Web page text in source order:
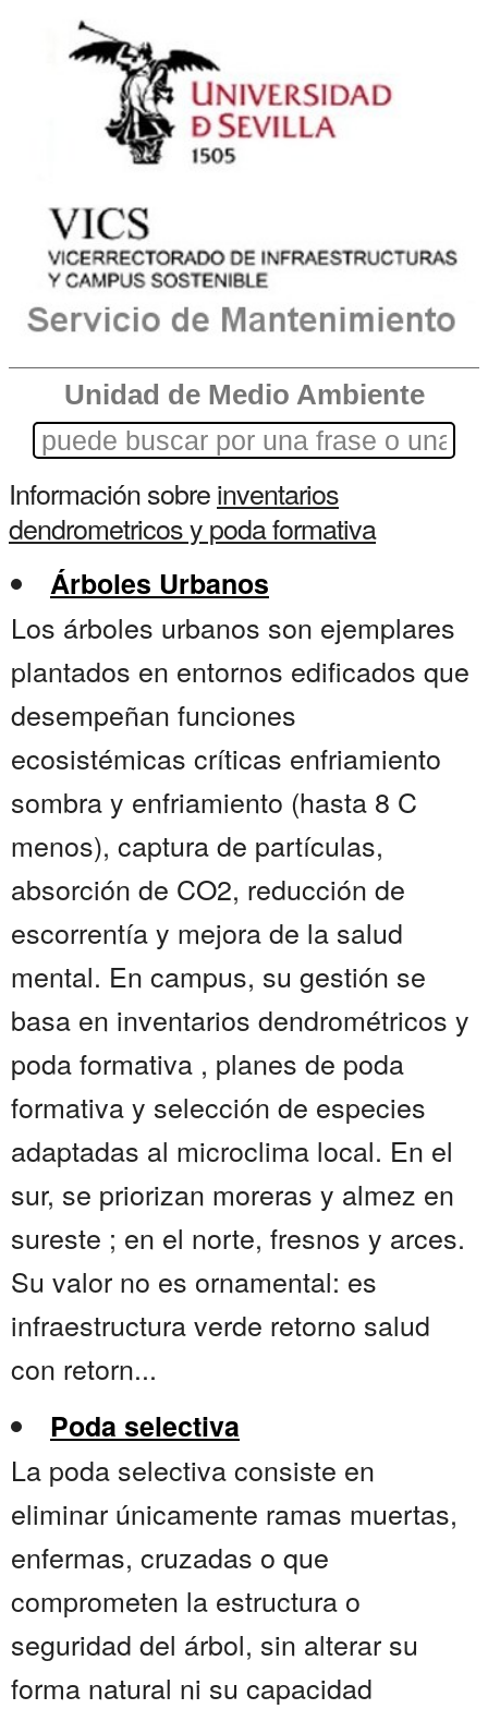
Unidad de Medio Ambiente
Información sobreinventarios
dendrometricos y poda formativa
Árboles Urbanos
Los árboles urbanos son ejemplares
plantados en entornos edificados que
desempeñan funciones
ecosistémicas críticas enfriamiento
sombra y enfriamiento (hasta 8 C
menos), captura de partículas,
absorción de CO2, reducción de
escorrentía y mejora de la salud
mental. En campus, su gestión se
basa en inventarios dendrométricos y
poda formativa , planes de poda
formativa y selección de especies
adaptadas al microclima local. En el
sur, se priorizan moreras y almez en
sureste ; en el norte, fresnos y arces.
Su valor no es ornamental: es
infraestructura verde retorno salud
con retorn...
Poda selectiva
La poda selectiva consiste en
eliminar únicamente ramas muertas,
enfermas, cruzadas o que
comprometen la estructura o
seguridad del árbol, sin alterar su
forma natural ni su capacidad